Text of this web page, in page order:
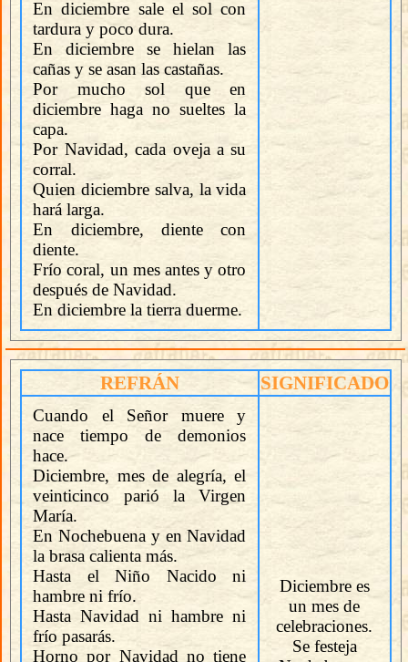
En diciembre sale el sol con
tardura y poco dura.
En diciembre se hielan las
cañas y se asan las castañas.
Por mucho sol que en
diciembre haga no sueltes la
capa.
Por Navidad, cada oveja a su
corral.
Quien diciembre salva, la vida
hará larga.
En diciembre, diente con
diente.
Frío coral, un mes antes y otro
después de Navidad.
En diciembre la tierra duerme.
REFRÁN SIGNIFICADO
Cuando el Señor muere y
nace tiempo de demonios
hace.
Diciembre, mes de alegría, el
veinticinco parió la Virgen
María.
En Nochebuena y en Navidad
la brasa calienta más.
Hasta el Niño Nacido ni
hambre ni frío.
Hasta Navidad ni hambre ni
frío pasarás.
Horno por Navidad no tiene
Diciembre es
un mes de
celebraciones.
Se festeja